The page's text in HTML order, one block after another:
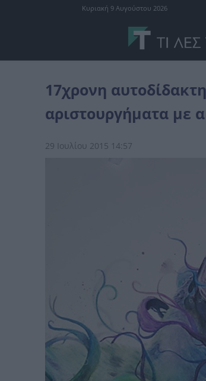
Κυριακή 9 Αυγούστου 2026
17χρονη
αριστουργήματα με
29 Ιουλίου 2015 14:57